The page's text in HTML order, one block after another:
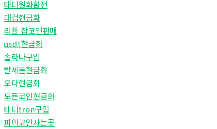
태더원화환전
대검현금화
리플 잡코인판매
usdt현금화
솔라나구입
탈세돈현금화
오다현금화
모든코인현금화
테더tron구입
파이코인사는곳